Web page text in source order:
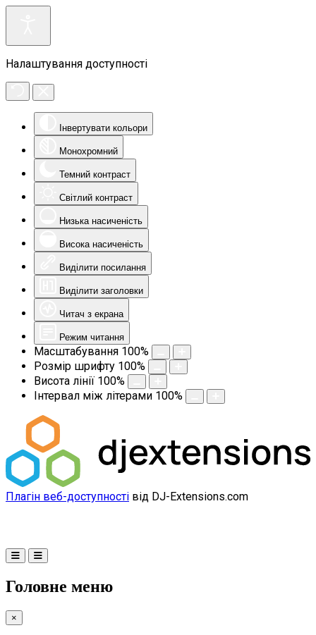
Налаштування доступності
Інвертувати кольори
Монохромний
Темний контраст
Світлий контраст
Низька насиченість
Висока насиченість
Виділити посилання
Виділити заголовки
Читач з екрана
Режим читання
Масштабування 100%
Розмір шрифту 100%
Висота лінії 100%
Інтервал між літерами 100%
Плагін веб-доступності від DJ-Extensions.com
Головне меню
×